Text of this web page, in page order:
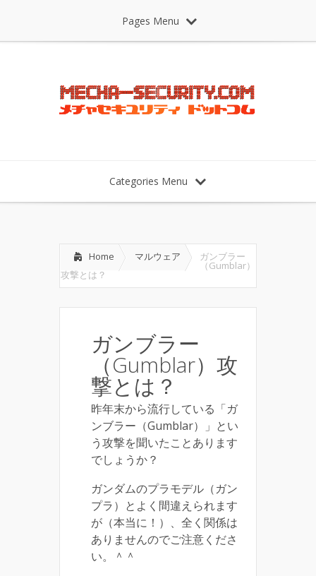
Pages Menu
Categories Menu
Home マルウェア ガンブラー
（Gumblar）
攻撃とは？
ガンブラー
（Gumblar）攻
撃とは？
昨年末から流行している「ガ
ンブラー（Gumblar）」とい
う攻撃を聞いたことあります
でしょうか？
ガンダムのプラモデル（ガン
プラ）とよく間違えられます
が（本当に！）、全く関係は
ありませんのでご注意くださ
い。＾＾